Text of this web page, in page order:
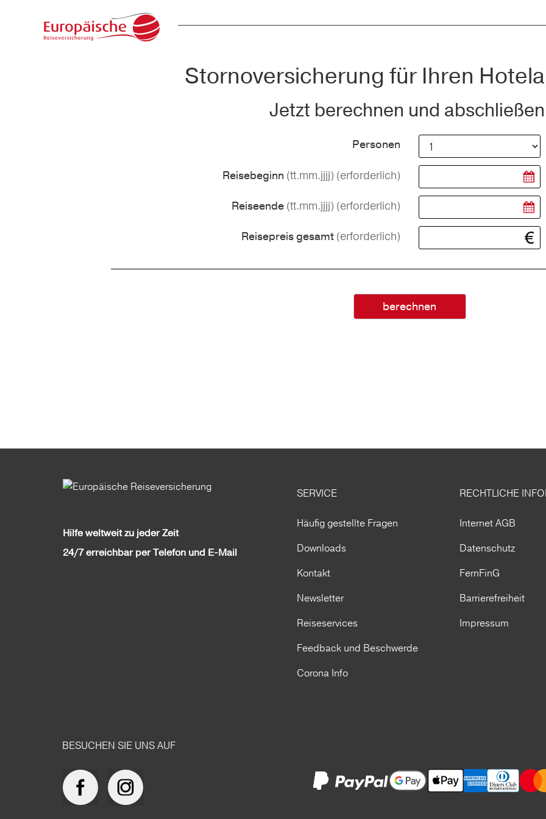
Stornoversicherung für Ihren
Jetzt berechnen und
Personen
Reisebeginn (tt.mm.jjjj) (erforderlich)
Reiseende (tt.mm.jjjj) (erforderlich)
Reisepreis gesamt (erforderlich)
berechnen
Hilfe weltweit zu jeder Zeit
24/7 erreichbar per Telefon und E-Mail
SERVICE
Häufig gestellte Fragen
Downloads
Kontakt
Newsletter
Reiseservices
Feedback und Beschwerde
Corona Info
RECHTLICHE
Internet AGB
Datenschutz
FernFinG
Barrierefreiheit
Impressum
BESUCHEN SIE UNS AUF